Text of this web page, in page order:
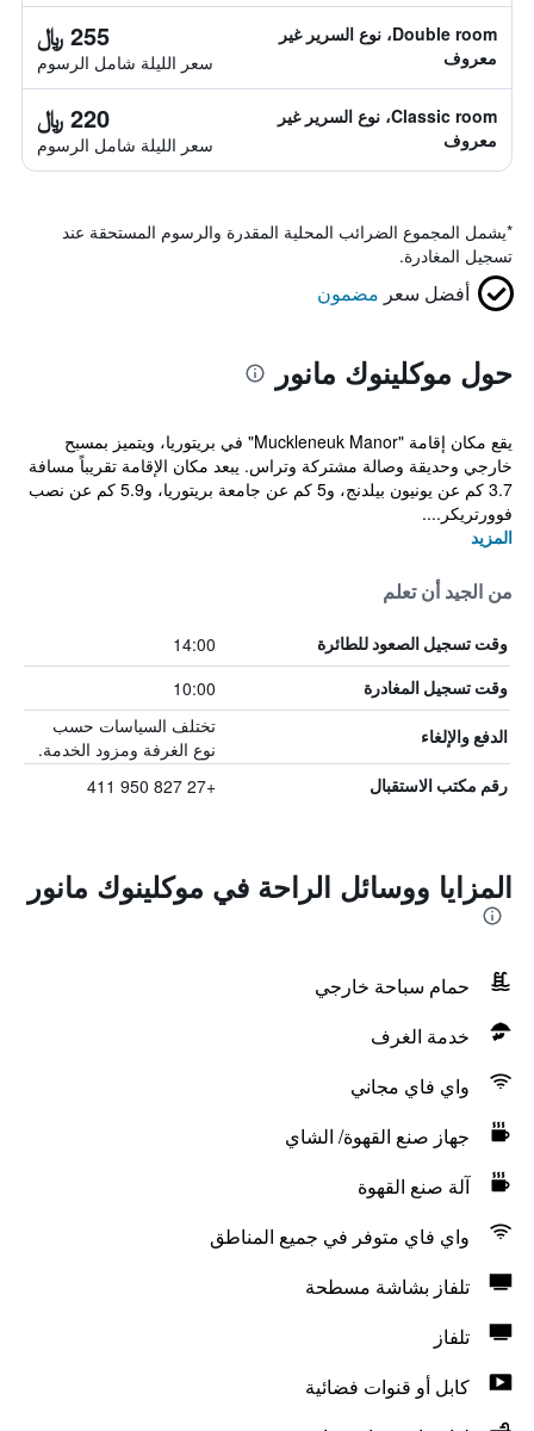
Double room، نوع السرير غير
معروف
255 ﷼
سعر الليلة شامل الرسوم
Classic room، نوع السرير غير
معروف
220 ﷼
سعر الليلة شامل الرسوم
*يشمل المجموع الضرائب المحلية المقدرة والرسوم المستحقة عند
تسجيل المغادرة.
أفضل سعر مضمون
حول موكلينوك مانور
يقع مكان إقامة "Muckleneuk Manor" في بريتوريا، ويتميز بمسبح
خارجي وحديقة وصالة مشتركة وتراس. يبعد مكان الإقامة تقريباً مسافة
3.7 كم عن يونيون بيلدنج، و5 كم عن جامعة بريتوريا، و5.9 كم عن نصب
فوورتريكر....
المزيد
من الجيد أن تعلم
وقت تسجيل الصعود للطائرة 14:00
وقت تسجيل المغادرة 10:00
الدفع والإلغاء
تختلف السياسات حسب
نوع الغرفة ومزود الخدمة.
رقم مكتب الاستقبال +27 827 950 411
المزايا ووسائل الراحة في موكلينوك مانور
حمام سباحة خارجي
خدمة الغرف
واي فاي مجاني
جهاز صنع القهوة/ الشاي
آلة صنع القهوة
واي فاي متوفر في جميع المناطق
تلفاز بشاشة مسطحة
تلفاز
كابل أو قنوات فضائية